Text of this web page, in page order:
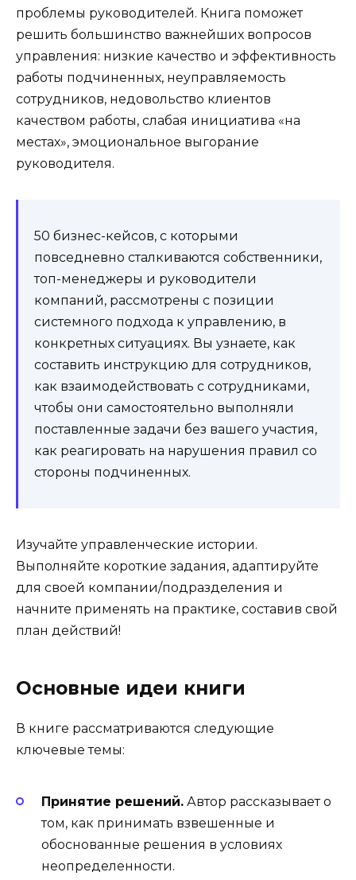
проблемы руководителей. Книга поможет
решить большинство важнейших вопросов
управления: низкие качество и эффективность
работы подчиненных, неуправляемость
сотрудников, недовольство клиентов
качеством работы, слабая инициатива «на
местах», эмоциональное выгорание
руководителя.
50 бизнес-кейсов, с которыми
повседневно сталкиваются собственники,
топ-менеджеры и руководители
компаний, рассмотрены с позиции
системного подхода к управлению, в
конкретных ситуациях. Вы узнаете, как
составить инструкцию для сотрудников,
как взаимодействовать с сотрудниками,
чтобы они самостоятельно выполняли
поставленные задачи без вашего участия,
как реагировать на нарушения правил со
стороны подчиненных.
Изучайте управленческие истории.
Выполняйте короткие задания, адаптируйте
для своей компании/подразделения и
начните применять на практике, составив свой
план действий!
Основные идеи книги
В книге рассматриваются следующие
ключевые темы:
Принятие решений. Автор рассказывает о
том, как принимать взвешенные и
обоснованные решения в условиях
неопределенности.